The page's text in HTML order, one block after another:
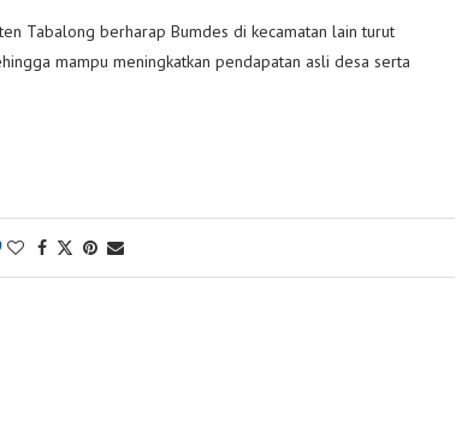
Tabalong berharap Bumdes di kecamatan lain turut
mampu meningkatkan pendapatan asli desa serta